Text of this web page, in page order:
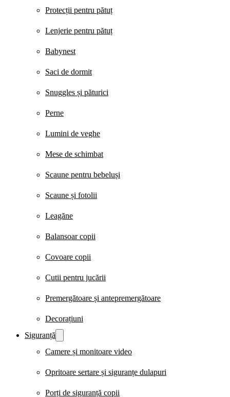
Protecții pentru pătuț
Lenjerie pentru pătuț
Babynest
Saci de dormit
Snuggles și păturici
Perne
Lumini de veghe
Mese de schimbat
Scaune pentru bebeluși
Scaune și fotolii
Leagăne
Balansoar copii
Covoare copii
Cutii pentru jucării
Premergătoare și antepremergătoare
Decorațiuni
Siguranță
Camere și monitoare video
Opritoare sertare și siguranțe dulapuri
Porți de siguranță copii